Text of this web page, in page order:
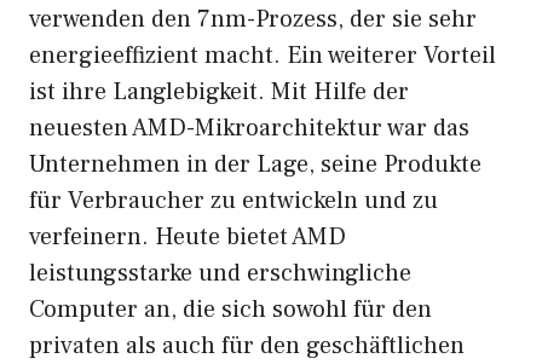
verwenden den 7nm-Prozess, der sie sehr
energieeffizient macht. Ein weiterer Vorteil
ist ihre Langlebigkeit. Mit Hilfe der
neuesten AMD-Mikroarchitektur war das
Unternehmen in der Lage, seine Produkte
für Verbraucher zu entwickeln und zu
verfeinern. Heute bietet AMD
leistungsstarke und erschwingliche
Computer an, die sich sowohl für den
privaten als auch für den geschäftlichen